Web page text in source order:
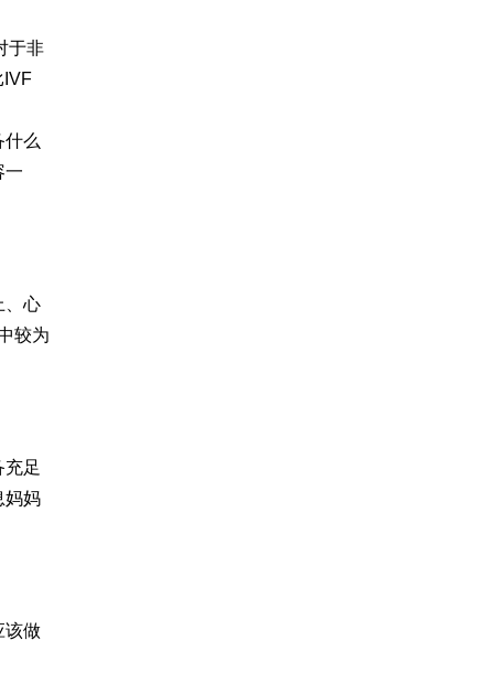
于非
IVF
么
一
、心
较为
充足
妈妈
该做